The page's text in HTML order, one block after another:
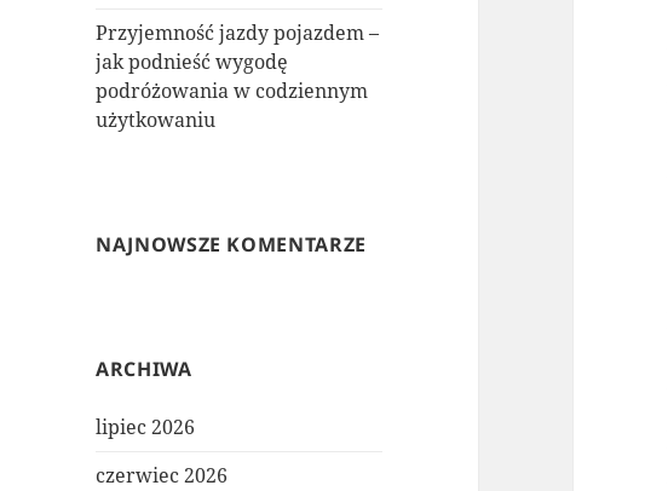
Przyjemność jazdy pojazdem –
jak podnieść wygodę
podróżowania w codziennym
użytkowaniu
NAJNOWSZE KOMENTARZE
ARCHIWA
lipiec 2026
czerwiec 2026